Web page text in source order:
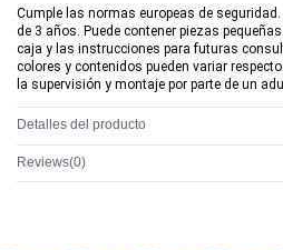
Cumple las normas europeas de
de 3 años. Puede contener piezas
caja y las instrucciones para futuras
colores y contenidos pueden variar
la supervisión y montaje por parte de un
Detalles del producto
Reviews(0)